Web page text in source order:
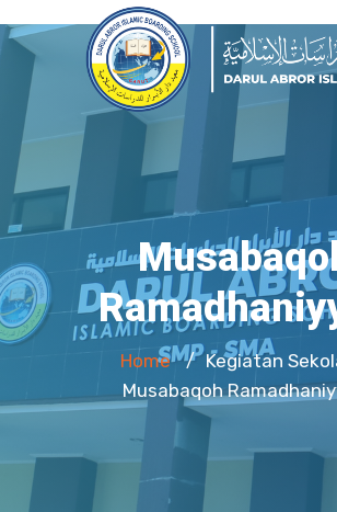
Home / Kegiatan
Musabaqoh